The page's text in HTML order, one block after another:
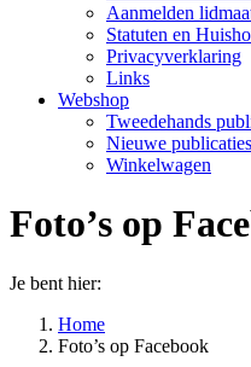
Aanmelden
Statuten en
Privacyverklaring
Links
Webshop
Tweedehands
Nieuwe publicaties
Winkelwagen
Foto’s op
Je bent hier:
Home
Foto’s op Facebook